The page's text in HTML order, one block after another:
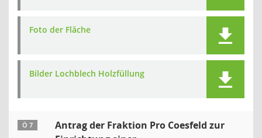
Foto der Fläche
Bilder Lochblech Holzfüllung
Ö 7
Antrag der Fraktion Pro Coesfeld zur